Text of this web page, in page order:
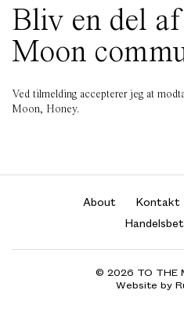
Bliv en del af
Moon
Ved tilmelding accepterer jeg at
Moon, Honey.
About Kontakt
© 2026 TO THE
Website by